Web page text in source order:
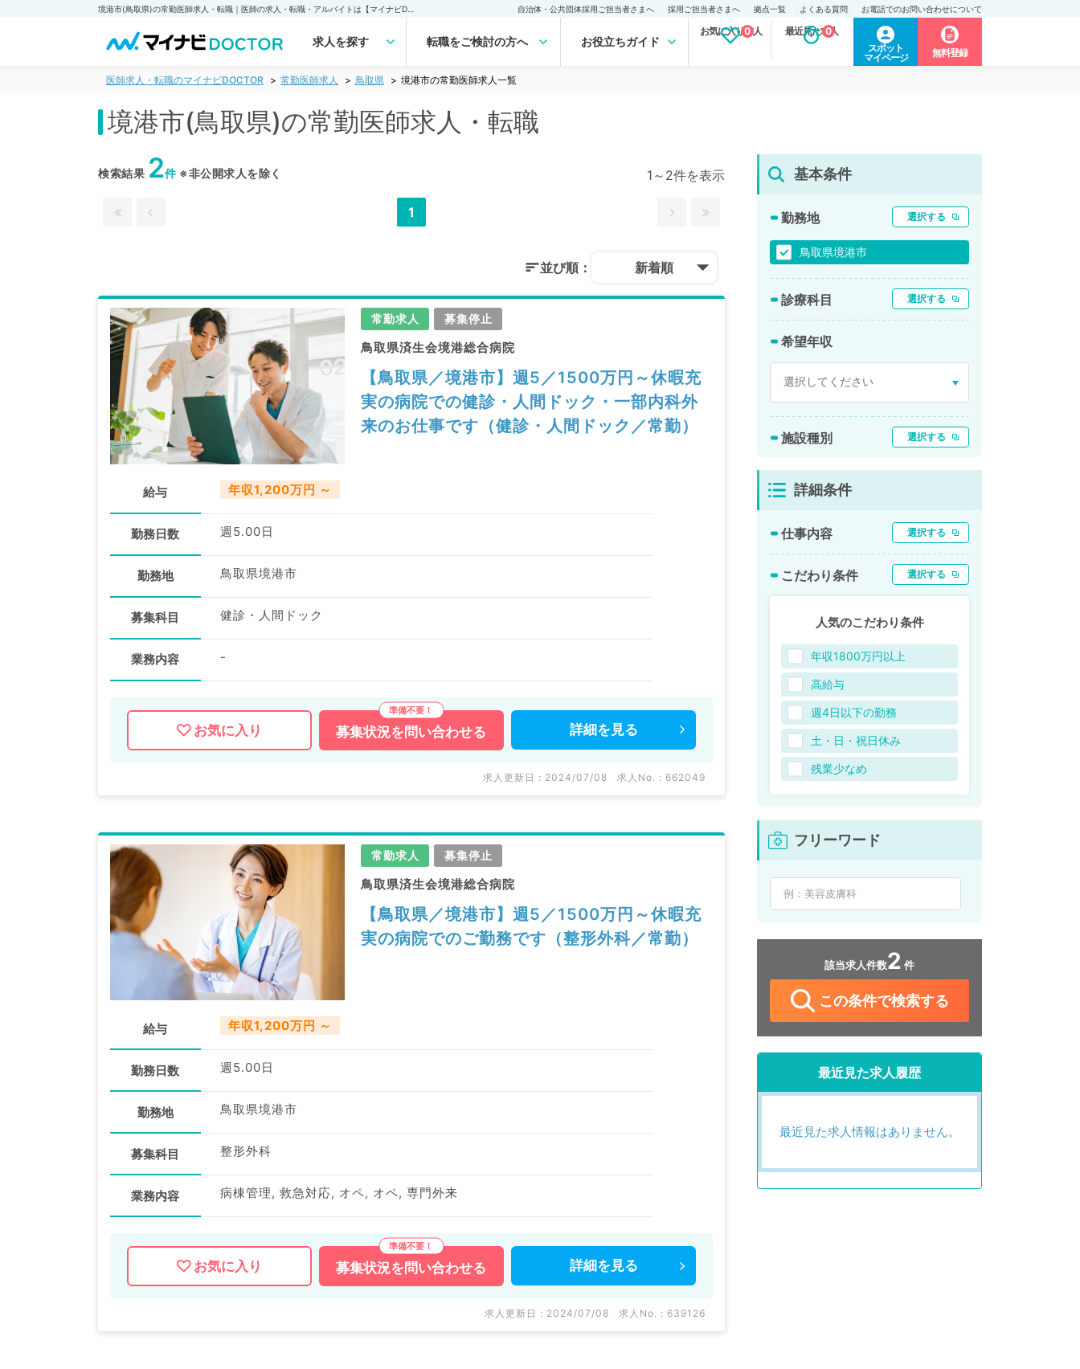
自治体・公共団体採用ご担当者さまへ 採用ご担当者さまへ 拠点一覧 よくある質問 お電話でのお問い合わせについて
求人を探す 転職をご検討の方へ お役立ちガイド
お気に入り求人
0 最近見た求人
0
スポット
マイページ
無料登録
医師求人・転職のマイナビDOCTOR 常勤医師求人 鳥取県 境港市の常勤医師求人一覧
境港市(鳥取県)の常勤医師求人・転職
検索結果 2件※非公開求人を除く 1～2件を表示
1
並び順： 新着順
常勤求人 募集停止
鳥取県済生会境港総合病院
【鳥取県／境港市】週5／1500万円～休暇充
実の病院での健診・人間ドック・一部内科外
来のお仕事です（健診・人間ドック／常勤）
給与 年収1,200万円 ～
勤務日数 週5.00日
勤務地 鳥取県境港市
募集科目 健診・人間ドック
業務内容 -
お気に入り 募集状況を 問い合わせる 詳細を 見る
求人更新日 : 2024/07/08 求人No. : 662049
常勤求人 募集停止
鳥取県済生会境港総合病院
【鳥取県／境港市】週5／1500万円～休暇充
実の病院でのご勤務です（整形外科／常勤）
給与 年収1,200万円 ～
勤務日数 週5.00日
勤務地 鳥取県境港市
募集科目 整形外科
業務内容 病棟管理, 救急対応, オペ, オペ, 専門外来
お気に入り 募集状況を 問い合わせる 詳細を 見る
求人更新日 : 2024/07/08 求人No. : 639126
基本条件
勤務地 選択する
鳥取県境港市
診療科目 選択する
希望年収
施設種別 選択する
詳細条件
仕事内容 選択する
こだわり条件 選択する
人気のこだわり条件
年収1800万円以上
高給与
週4日以下の勤務
土・日・祝日休み
残業少なめ
フリーワード
該当求人件数2 件
この条件で検索する
最近見た求人履歴
最近見た求人情報はありません。